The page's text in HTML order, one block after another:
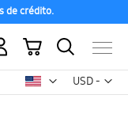
de crédito.
USD -
dólar
Mi carrito